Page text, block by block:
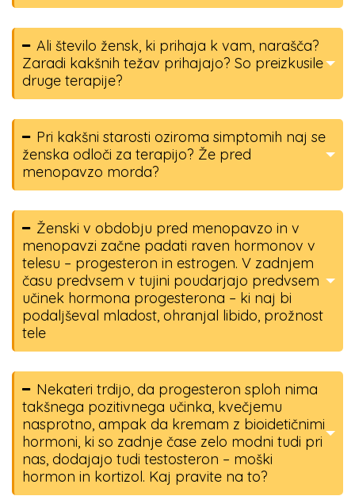
Ali število žensk, ki prihaja k vam, narašča?
Zaradi kakšnih težav prihajajo? So preizkusile
druge terapije?
Pri kakšni starosti oziroma simptomih naj se
ženska odloči za terapijo? Že pred
menopavzo morda?
Ženski v obdobju pred menopavzo in v
menopavzi začne padati raven hormonov v
telesu – progesteron in estrogen. V zadnjem
času predvsem v tujini poudarjajo predvsem
učinek hormona progesterona – ki naj bi
podaljševal mladost, ohranjal libido, prožnost
tele
Nekateri trdijo, da progesteron sploh nima
takšnega pozitivnega učinka, kvečjemu
nasprotno, ampak da kremam z bioidetičnimi
hormoni, ki so zadnje čase zelo modni tudi pri
nas, dodajajo tudi testosteron – moški
hormon in kortizol. Kaj pravite na to?